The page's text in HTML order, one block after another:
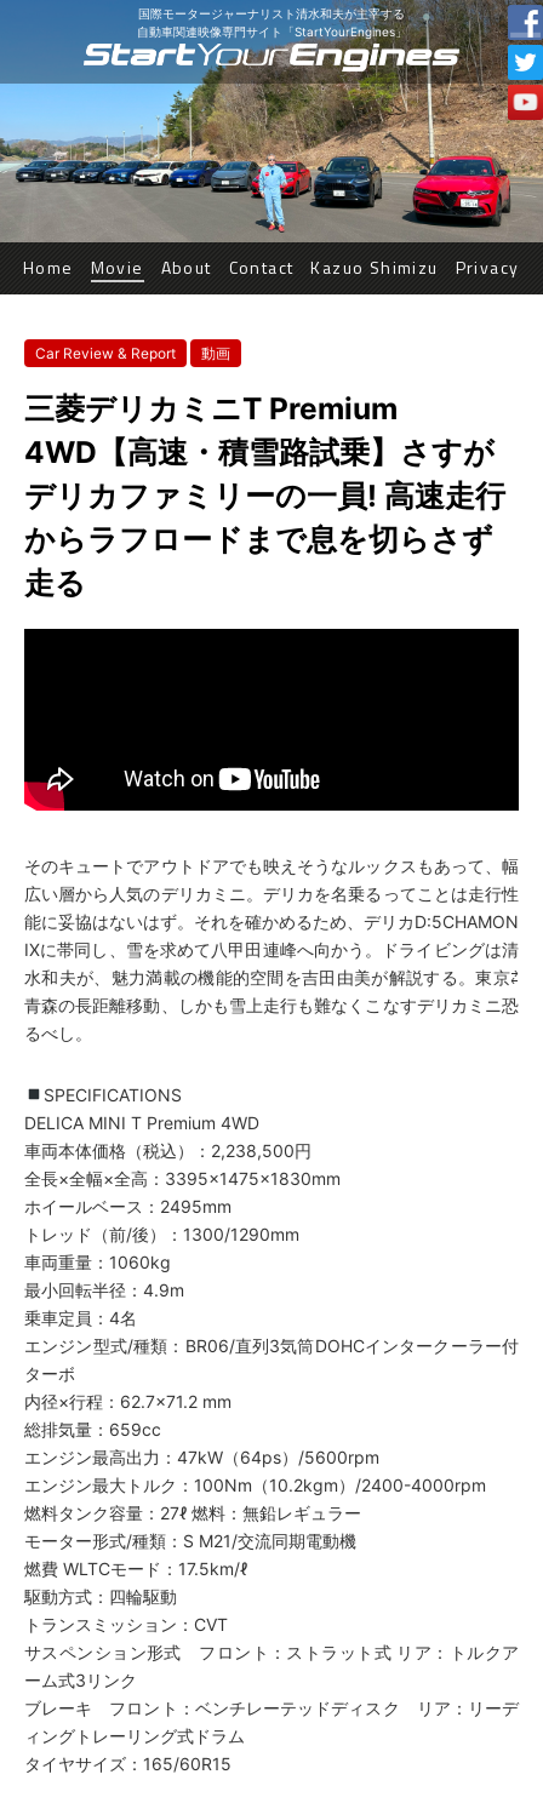
国際モータージャーナリスト清水和夫が主宰する
自動車関連映像専門サイト「StartYourEngines」
Home Movie About Contact Kazuo Shimizu Privacy
Car Review & Report 動画
三菱デリカミニT Premium
4WD【高速・積雪路試乗】さすが
デリカファミリーの一員! 高速走行
からラフロードまで息を切らさず
走る
そのキュートでアウトドアでも映えそうなルックスもあって、幅
広い層から人気のデリカミニ。デリカを名乗るってことは走行性
能に妥協はないはず。それを確かめるため、デリカD:5CHAMON
IXに帯同し、雪を求めて八甲田連峰へ向かう。ドライビングは清
水和夫が、魅力満載の機能的空間を吉田由美が解説する。東京⇄
青森の長距離移動、しかも雪上走行も難なくこなすデリカミニ恐
るべし。
SPECIFICATIONS
DELICA MINI T Premium 4WD
車両本体価格（税込）：2,238,500円
全長×全幅×全高：3395×1475×1830mm
ホイールベース：2495mm
トレッド（前/後）：1300/1290mm
車両重量：1060kg
最小回転半径：4.9m
乗車定員：4名
エンジン型式/種類：BR06/直列3気筒DOHCインタークーラー付
ターボ
内径×行程：62.7×71.2 mm
総排気量：659cc
エンジン最高出力：47kW（64ps）/5600rpm
エンジン最大トルク：100Nm（10.2kgm）/2400-4000rpm
燃料タンク容量：27ℓ 燃料：無鉛レギュラー
モーター形式/種類：S M21/交流同期電動機
燃費 WLTCモード：17.5km/ℓ
駆動方式：四輪駆動
トランスミッション：CVT
サスペンション形式 フロント：ストラット式 リア：トルクア
ーム式3リンク
ブレーキ フロント：ベンチレーテッドディスク リア：リーデ
ィングトレーリング式ドラム
タイヤサイズ：165/60R15